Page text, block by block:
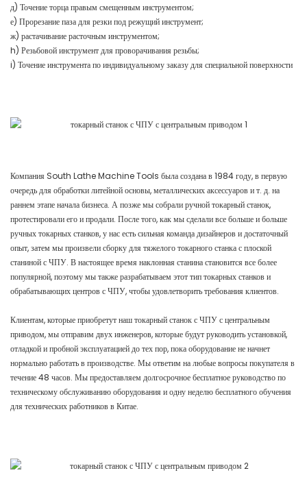
д) Точение торца правым смещенным инструментом;
е) Прорезание паза для резки под режущий инструмент;
ж) растачивание расточным инструментом;
h) Резьбовой инструмент для проворачивания резьбы;
i) Точение инструмента по индивидуальному заказу для специальной поверхности
Компания South Lathe Machine Tools была создана в 1984 году, в первую
очередь для обработки литейной основы, металлических аксессуаров и т. д. на
раннем этапе начала бизнеса. А позже мы собрали ручной токарный станок,
протестировали его и продали. После того, как мы сделали все больше и больше
ручных токарных станков, у нас есть сильная команда дизайнеров и достаточный
опыт, затем мы произвели сборку для тяжелого токарного станка с плоской
станиной с ЧПУ. В настоящее время наклонная станина становится все более
популярной, поэтому мы также разрабатываем этот тип токарных станков и
обрабатывающих центров с ЧПУ, чтобы удовлетворить требования клиентов.
Клиентам, которые приобретут наш токарный станок с ЧПУ с центральным
приводом, мы отправим двух инженеров, которые будут руководить установкой,
отладкой и пробной эксплуатацией до тех пор, пока оборудование не начнет
нормально работать в производстве. Мы ответим на любые вопросы покупателя в
течение 48 часов. Мы предоставляем долгосрочное бесплатное руководство по
техническому обслуживанию оборудования и одну неделю бесплатного обучения
для технических работников в Китае.